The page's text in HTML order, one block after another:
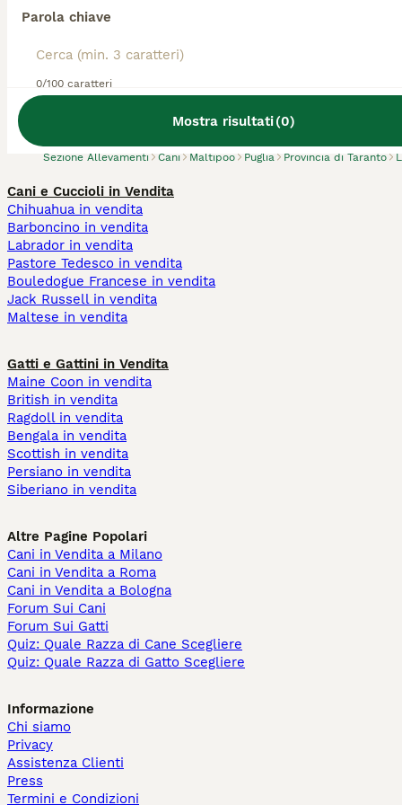
Parola chiave
0/100 caratteri
Mostra risultati(0)
Sezione Allevamenti Cani Maltipoo Puglia Provincia di Taranto
Cani e Cuccioli in Vendita
Chihuahua in vendita
Barboncino in vendita
Labrador in vendita
Pastore Tedesco in vendita
Bouledogue Francese in vendita
Jack Russell in vendita
Maltese in vendita
Gatti e Gattini in Vendita
Maine Coon in vendita
British in vendita
Ragdoll in vendita
Bengala in vendita
Scottish in vendita
Persiano in vendita
Siberiano in vendita
Altre Pagine Popolari
Cani in Vendita a Milano
Cani in Vendita a Roma
Cani in Vendita a Bologna
Forum Sui Cani
Forum Sui Gatti
Quiz: Quale Razza di Cane Scegliere
Quiz: Quale Razza di Gatto Scegliere
Informazione
Chi siamo
Privacy
Assistenza Clienti
Press
Termini e Condizioni